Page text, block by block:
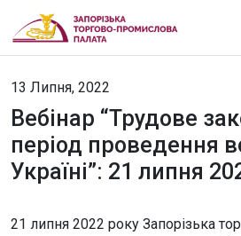
13 Липня, 2022
Вебінар “Трудове
період проведення
Україні”: 21 липня
21 липня 2022 року Запорізька